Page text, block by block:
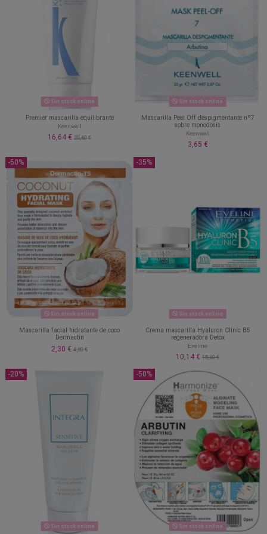
Sin stock online
Premier mascarilla equilibrante
Keenwell
16,64 € 25,60 €
Sin stock online
Mascarilla Peel Off despigmentante nº7
sobre monodosis
Keenwell
3,65 €
-50%
Sin stock online
Mascarilla facial hidratante de coco
Dermactin
2,30 € 4,60 €
-35%
Sin stock online
Crema mascarilla Hyaluron Clinic B5
regeneradora Detox
Eveline
10,14 € 15,60 €
-20%
Sin stock online
-50%
Sin stock online